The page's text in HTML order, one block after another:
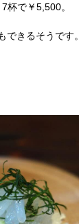
杯で￥5,500。
できるそうです。